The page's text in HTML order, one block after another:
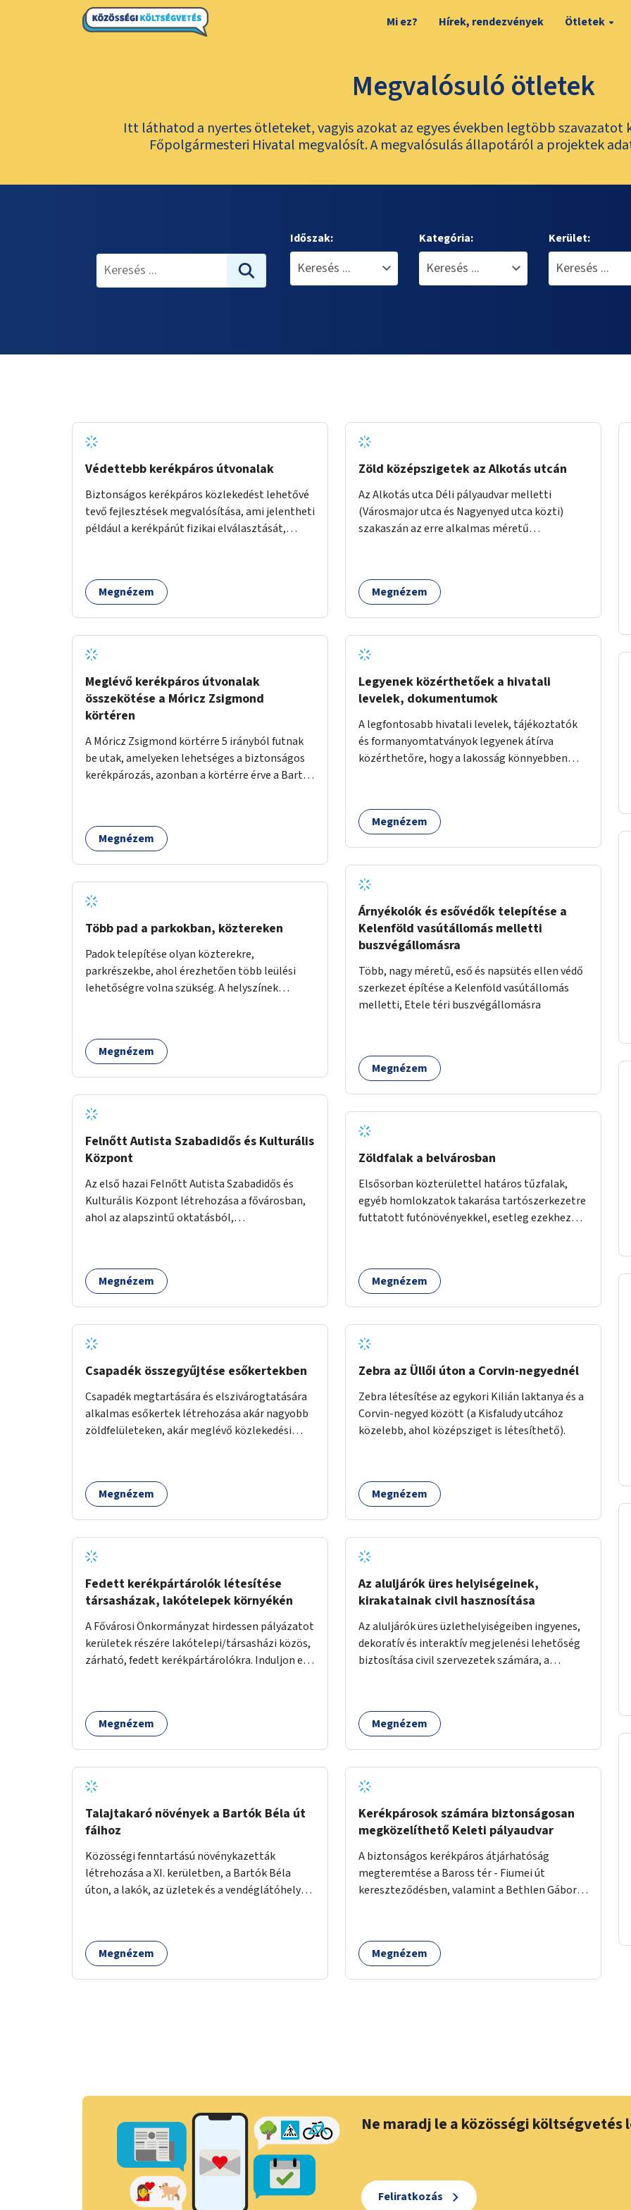
Mi ez? Hírek, rendezvények Ötletek
Megvalósuló ötletek
Itt láthatod a nyertes ötleteket, vagyis azokat az egyes években legtöbb
Főpolgármesteri Hivatal megvalósít. A megvalósulás állapotáról a projektek
Időszak: Kategória: Kerület:
Védettebb kerékpáros útvonalak
Biztonságos kerékpáros közlekedést lehetővé
tevő fejlesztések megvalósítása, ami jelentheti
például a kerékpárút fizikai elválasztását,
különösen a veszélyesebb kereszteződésekben,
vagy akár egyes egyirányú utcák megnyitását
Megnézem
Meglévő kerékpáros útvonalak
összekötése a Móricz Zsigmond
körtéren
A Móricz Zsigmond körtérre 5 irányból futnak
be utak, amelyeken lehetséges a biztonságos
kerékpározás, azonban a körtérre érve a Bartók
útvonalak összekötését!
Megnézem
Több pad a parkokban, köztereken
Padok telepítése olyan közterekre,
parkrészekbe, ahol érezhetően több leülési
lehetőségre volna szükség. A helyszínek
Megnézem
Felnőtt Autista Szabadidős és Kulturális
Központ
Az első hazai Felnőtt Autista Szabadidős és
Kulturális Központ létrehozása a fővárosban,
ahol az alapszintű oktatásból,
és közösségekre találhatnak.
Megnézem
Csapadék összegyűjtése esőkertekben
Csapadék megtartására és elszivárogtatására
alkalmas esőkertek létrehozása akár nagyobb
zöldfelületeken, akár meglévő közlekedési
Megnézem
Fedett kerékpártárolók létesítése
társasházak, lakótelepek környékén
A Fővárosi Önkormányzat hirdessen pályázatot
kerületek részére lakótelepi/társasházi közös,
zárható, fedett kerékpártárolókra. Induljon egy
számára az üzemeltetés.
Megnézem
Talajtakaró növények a Bartók Béla út
fáihoz
Közösségi fenntartású növénykazetták
létrehozása a XI. kerületben, a Bartók Béla
úton, a lakók, az üzletek és a vendéglátóhelyek
Megnézem
Zöld középszigetek az Alkotás utcán
Az Alkotás utca Déli pályaudvar melletti
(Városmajor utca és Nagyenyed utca közti)
szakaszán az erre alkalmas méretű
Megnézem
Legyenek közérthetőek a hivatali
levelek, dokumentumok
A legfontosabb hivatali levelek, tájékoztatók
és formanyomtatványok legyenek átírva
közérthetőre, hogy a lakosság könnyebben
Megnézem
Árnyékolók és esővédők telepítése a
Kelenföld vasútállomás melletti
buszvégállomásra
Több, nagy méretű, eső és napsütés ellen védő
szerkezet építése a Kelenföld vasútállomás
melletti, Etele téri buszvégállomásra
Megnézem
Zöldfalak a belvárosban
Elsősorban közterülettel határos tűzfalak,
egyéb homlokzatok takarása tartószerkezetre
futtatott futónövényekkel, esetleg ezekhez
zöldfelületek mennyisége, ahol helyhiány
miatt másra nincs lehetőség.
Megnézem
Zebra az Üllői úton a Corvin-negyednél
Zebra létesítése az egykori Kilián laktanya és a
Corvin-negyed között (a Kisfaludy utcához
közelebb, ahol középsziget is létesíthető).
Megnézem
Az aluljárók üres helyiségeinek,
kirakatainak civil hasznosítása
Az aluljárók üres üzlethelyiségeiben ingyenes,
dekoratív és interaktív megjelenési lehetőség
biztosítása civil szervezetek számára, a
mutassanak be látványos, gondolatébresztő
formában, például rajzokkal, kérdésekkel,
nélkül, a jelenlegi elhanyagolt állapot helyett.
Megnézem
Kerékpárosok számára biztonságosan
megközelíthető Keleti pályaudvar
A biztonságos kerékpáros átjárhatóság
megteremtése a Baross tér - Fiumei út
kereszteződésben, valamint a Bethlen Gábor
Megnézem
Ne maradj le a közösségi
Feliratkozás